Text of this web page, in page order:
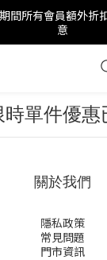
間所有會員額外折
意
時單件優惠
關於我們
隱私政策
常見問題
門市資訊